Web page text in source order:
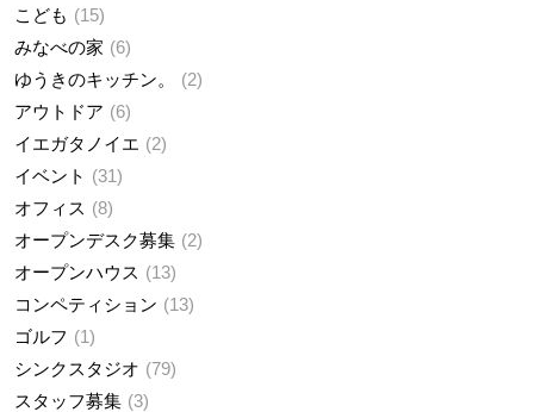
こども
15
みなべの家
6
ゆうきのキッチン。
2
アウトドア
6
イエガタノイエ
2
イベント
31
オフィス
8
オープンデスク募集
2
オープンハウス
13
コンペティション
13
ゴルフ
1
シンクスタジオ
79
スタッフ募集 3